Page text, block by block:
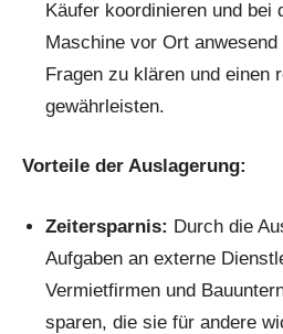
Käufer koordinieren und bei
Maschine vor Ort
Fragen zu klären und einen
gewährleisten.
Vorteile der Auslagerung:
Zeitersparnis: Durch die
Aufgaben an externe
Vermietfirmen und
sparen, die sie für andere